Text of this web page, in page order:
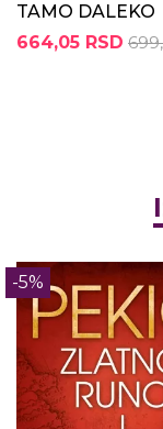
TAMO DALEKO
664,05 RSD
-5%